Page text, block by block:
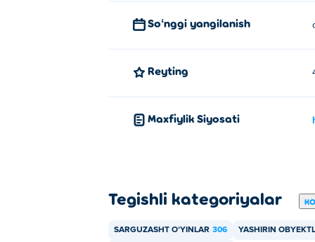
Soʻnggi yangilanish
Reyting
Maxfiylik Siyosati
Tegishli kategoriyalar
SARGUZASHT OʻYINLAR 306 YASHIRIN